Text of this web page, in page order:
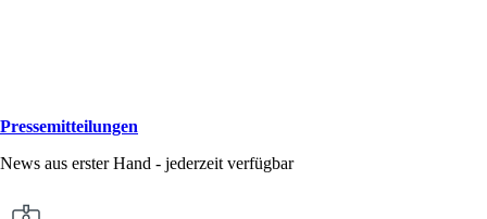
Pressemitteilungen
News aus erster Hand - jederzeit verfügbar